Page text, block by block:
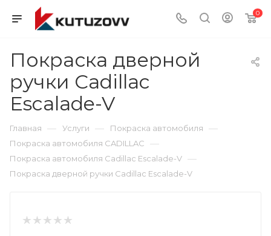
0
Покраска дверной
ручки Cadillac
Escalade-V
Главная — Услуги — Покраска автомобиля —
Покраска автомобиля CADILLAC —
Покраска автомобиля Cadillac Escalade-V —
Покраска дверной ручки Cadillac Escalade-V